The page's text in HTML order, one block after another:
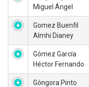
Miguel Ángel
Gomez Buenfil
Almhi Dianey
Gómez García
Héctor Fernando
Góngora Pinto